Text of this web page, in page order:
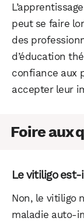
peut se faire
des
d’éducation
confiance aux
accepter leur
Foire aux
Le vitiligo
Non, le vitiligo
maladie auto-